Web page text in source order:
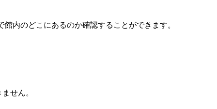
内のどこにあるのか確認することができます。
せん。